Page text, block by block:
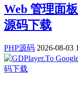
Web 管理面
源码下载
PHP源码 2026-08-03